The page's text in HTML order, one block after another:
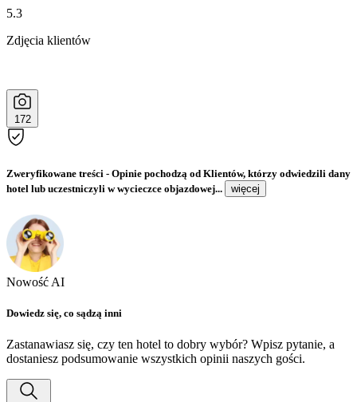
5.3
Zdjęcia klientów
172
Zweryfikowane treści - Opinie pochodzą od Klientów, którzy odwiedzili dany
hotel lub uczestniczyli w wycieczce objazdowej...
więcej
Nowość AI
Dowiedz się, co sądzą inni
Zastanawiasz się, czy ten hotel to dobry wybór? Wpisz pytanie, a
dostaniesz podsumowanie wszystkich opinii naszych gości.